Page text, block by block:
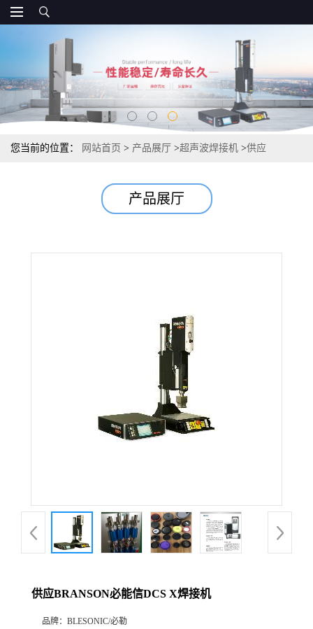
您当前的位置： 网站首页 > 产品展厅 >超声波焊接机 >供应
产品展厅
供应BRANSON必能信DCS X焊接机
品牌： BLESONIC/必勒